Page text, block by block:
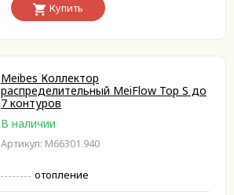
Купить
Meibes Коллектор
распределительный MeiFlow Top S до
7 контуров
В наличии
Артикул: M66301.940
отопление